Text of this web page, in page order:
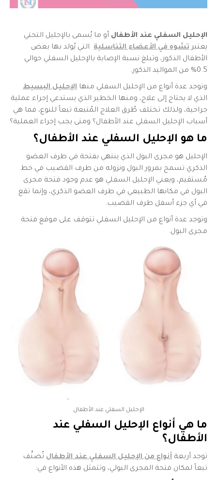
الإحليل السفلي عند الأطفال أو ما يُسمى بالإحليل التحتي
يعتبرتشوه في الأعضاء التناسلية التي يُولد بها بعض
الأطفال الذكور، وتبلغ نسبة الإصابة بالإحليل السفلي حوالي
0.5% من المواليد الذكور.
وتوجد عدة أنواع من الإحليل السفلي منها الإحليل البسيط
الذي لا يحتاج إلى علاج، ومنها الخطير الذي يستدعي إجراء عملية
جراحية، ولذلك تختلف طُرق العلاج المُتبعة تبعاً للنوع، فما هي
أسباب الإحليل السفلي عند الأطفال؟ ومتى يجب إجراء العملية؟
ما هو الإحليل السفلي عند الأطفال؟
الإحليل هو مجرى البول الذي ينتهي بفتحة في طرف العضو
الذكري تسمح بمرور البول ونزوله من طرف القضيب في خط
مُستقيم، ويعني الإحليل السفلي هو عدم وجود فتحة مجرى
البول في مكانها الطبيعي في طرف العضو الذكري، وإنما تقع
في أي جزء أسفل طرف القضيب.
وتوجد عدة أنواع من الإحليل السفلي تتوقف على موقع فتحة
مجرى البول.
الإحليل السفلي عند الأطفال
ما هي أنواع الإحليل السفلي عند
الأطفال؟
توجد أربعة أنواع من الإحليل السفلي عند الأطفال تُصنَّف
تبعاً لمكان فتحة المجرى البولي، وتتمثل هذه الأنواع في: